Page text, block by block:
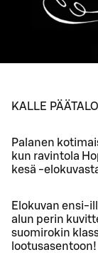
KALLE PÄÄTALO
Palanen
kun ravintola
kesä -
Elokuvan ensi-
alun perin
suomirokin
lootusasentoon!